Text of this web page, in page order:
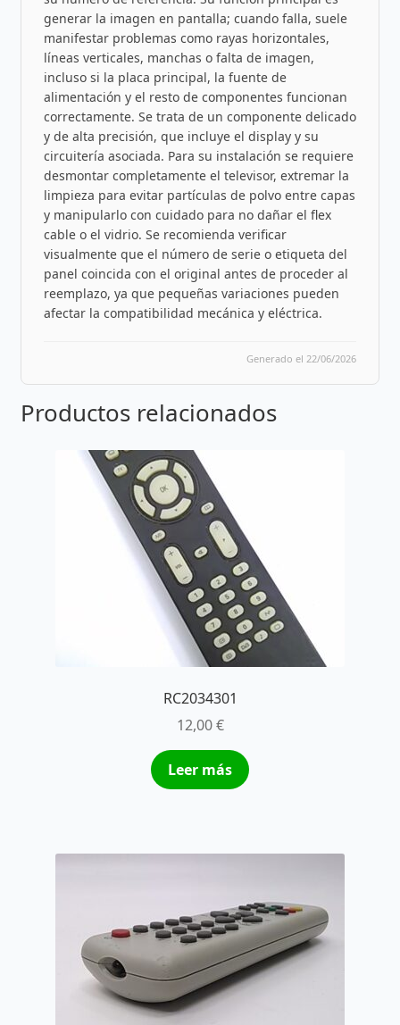
generar la imagen en pantalla; cuando falla, suele
manifestar problemas como rayas horizontales,
líneas verticales, manchas o falta de imagen,
incluso si la placa principal, la fuente de
alimentación y el resto de componentes funcionan
correctamente. Se trata de un componente delicado
y de alta precisión, que incluye el display y su
circuitería asociada. Para su instalación se requiere
desmontar completamente el televisor, extremar la
limpieza para evitar partículas de polvo entre capas
y manipularlo con cuidado para no dañar el flex
cable o el vidrio. Se recomienda verificar
visualmente que el número de serie o etiqueta del
panel coincida con el original antes de proceder al
reemplazo, ya que pequeñas variaciones pueden
afectar la compatibilidad mecánica y eléctrica.
Generado el 22/06/2026
Productos relacionados
RC2034301
12,00€
Leer más